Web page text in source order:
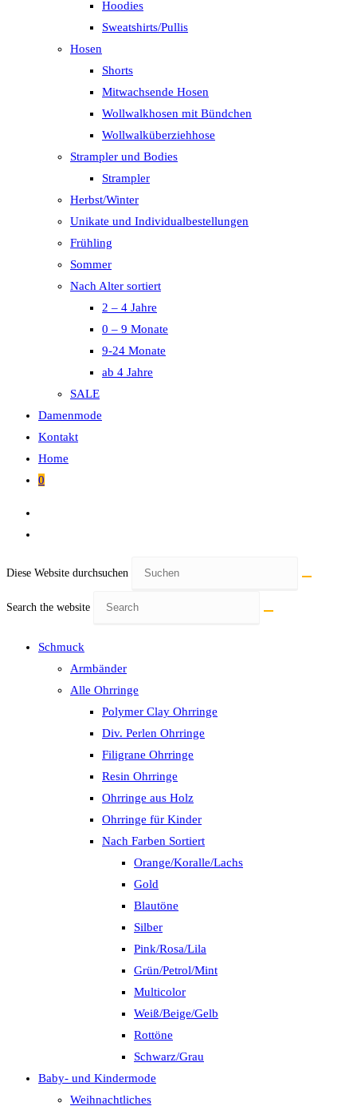
Hoodies
Sweatshirts/Pullis
Hosen
Shorts
Mitwachsende Hosen
Wollwalkhosen mit Bündchen
Wollwalküberziehhose
Strampler und Bodies
Strampler
Herbst/Winter
Unikate und Individualbestellungen
Frühling
Sommer
Nach Alter sortiert
2 – 4 Jahre
0 – 9 Monate
9-24 Monate
ab 4 Jahre
SALE
Damenmode
Kontakt
Home
0
Diese Website durchsuchen
Search the website
Schmuck
Armbänder
Alle Ohrringe
Polymer Clay Ohrringe
Div. Perlen Ohrringe
Filigrane Ohrringe
Resin Ohrringe
Ohrringe aus Holz
Ohrringe für Kinder
Nach Farben Sortiert
Orange/Koralle/Lachs
Gold
Blautöne
Silber
Pink/Rosa/Lila
Grün/Petrol/Mint
Multicolor
Weiß/Beige/Gelb
Rottöne
Schwarz/Grau
Baby- und Kindermode
Weihnachtliches